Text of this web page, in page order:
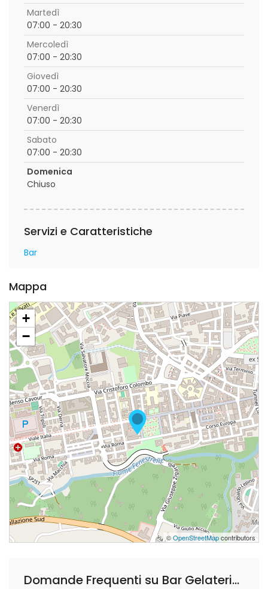
Martedì
07:00 - 20:30
Mercoledì
07:00 - 20:30
Giovedì
07:00 - 20:30
Venerdì
07:00 - 20:30
Sabato
07:00 - 20:30
Domenica
Chiuso
Servizi e Caratteristiche
Bar
Mappa
+
−
©OpenStreetMapcontributors
Domande Frequenti su Bar Gelateria di Olga di Greco Lumeno & C S.a.s.